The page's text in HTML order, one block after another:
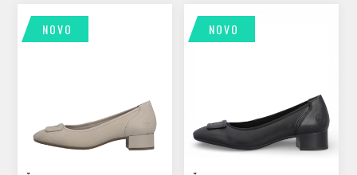
NOVO NOVO